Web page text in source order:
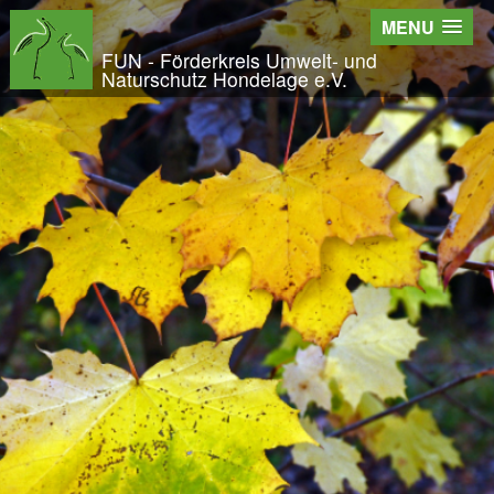
Wir - der FUN
Der Verein
Entstehung und Geschichte
Kontakt
Der Vorstand
Orts- und Arbeitsgruppen
Bundesfreiwilligendienst und Freiwilliges
Satzung und Leitbild
Veröffentlichungen
Projekte und Aktivitäten
Initiative Langes Leben
Urwald Hondelage
Togo - ein Projekt in Afrika
GAK-Projekte
Nistkästen
FUN - Förderkreis Umwelt- und
Naturschutz Hondelage e.V.
MENU